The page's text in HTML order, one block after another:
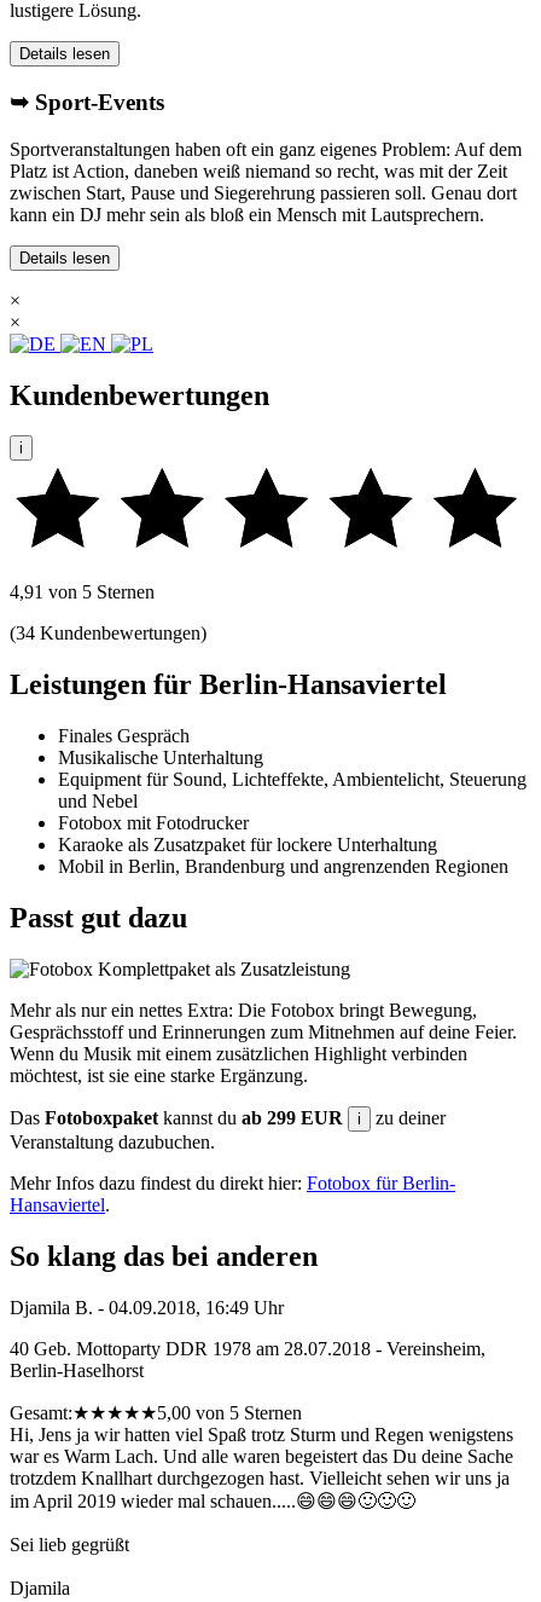
lustigere Lösung.
Details lesen
➥ Sport-Events
Sportveranstaltungen haben oft ein ganz eigenes Problem: Auf dem
Platz ist Action, daneben weiß niemand so recht, was mit der Zeit
zwischen Start, Pause und Siegerehrung passieren soll. Genau dort
kann ein DJ mehr sein als bloß ein Mensch mit Lautsprechern.
Details lesen
×
×
Kundenbewertungen
i
4,91 von 5 Sternen
(34 Kundenbewertungen)
Leistungen für Berlin-Hansaviertel
Finales Gespräch
Musikalische Unterhaltung
Equipment für Sound, Lichteffekte, Ambientelicht, Steuerung
und Nebel
Fotobox mit Fotodrucker
Karaoke als Zusatzpaket für lockere Unterhaltung
Mobil in Berlin, Brandenburg und angrenzenden Regionen
Passt gut dazu
Mehr als nur ein nettes Extra: Die Fotobox bringt Bewegung,
Gesprächsstoff und Erinnerungen zum Mitnehmen auf deine Feier.
Wenn du Musik mit einem zusätzlichen Highlight verbinden
möchtest, ist sie eine starke Ergänzung.
Das Fotoboxpaket kannst du ab 299 EUR i
zu deiner
Veranstaltung dazubuchen.
Mehr Infos dazu findest du direkt hier: Fotobox für Berlin-
Hansaviertel.
So klang das bei anderen
Djamila B. - 04.09.2018, 16:49 Uhr
40 Geb. Mottoparty DDR 1978 am 28.07.2018 - Vereinsheim,
Berlin-Haselhorst
Gesamt:★★★★★5,00 von 5 Sternen
Hi, Jens ja wir hatten viel Spaß trotz Sturm und Regen wenigstens
war es Warm Lach. Und alle waren begeistert das Du deine Sache
trotzdem Knallhart durchgezogen hast. Vielleicht sehen wir uns ja
im April 2019 wieder mal schauen.....😄😄😄🙂🙂🙂
Sei lieb gegrüßt
Djamila